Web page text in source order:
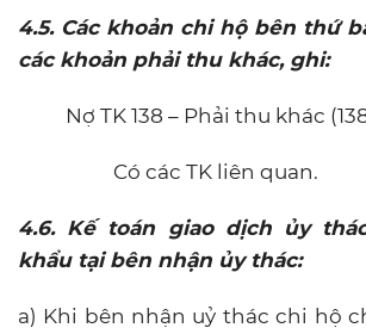
4.5. Các khoản chi hộ bên thứ
các khoản phải thu khác, ghi:
Nợ TK 138 – Phải thu khác
Có các TK liên quan.
4.6. Kế toán giao dịch ủy
khẩu tại bên nhận ủy thác:
a) Khi bên nhận uỷ thác chi hộ